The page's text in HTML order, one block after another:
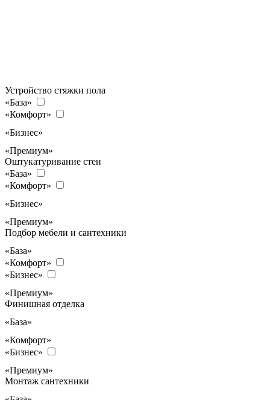
Устройство стяжки пола
«База»
«Комфорт»
«Бизнес»
«Премиум»
Оштукатуривание стен
«База»
«Комфорт»
«Бизнес»
«Премиум»
Подбор мебели и сантехники
«База»
«Комфорт»
«Бизнес»
«Премиум»
Финишная отделка
«База»
«Комфорт»
«Бизнес»
«Премиум»
Монтаж сантехники